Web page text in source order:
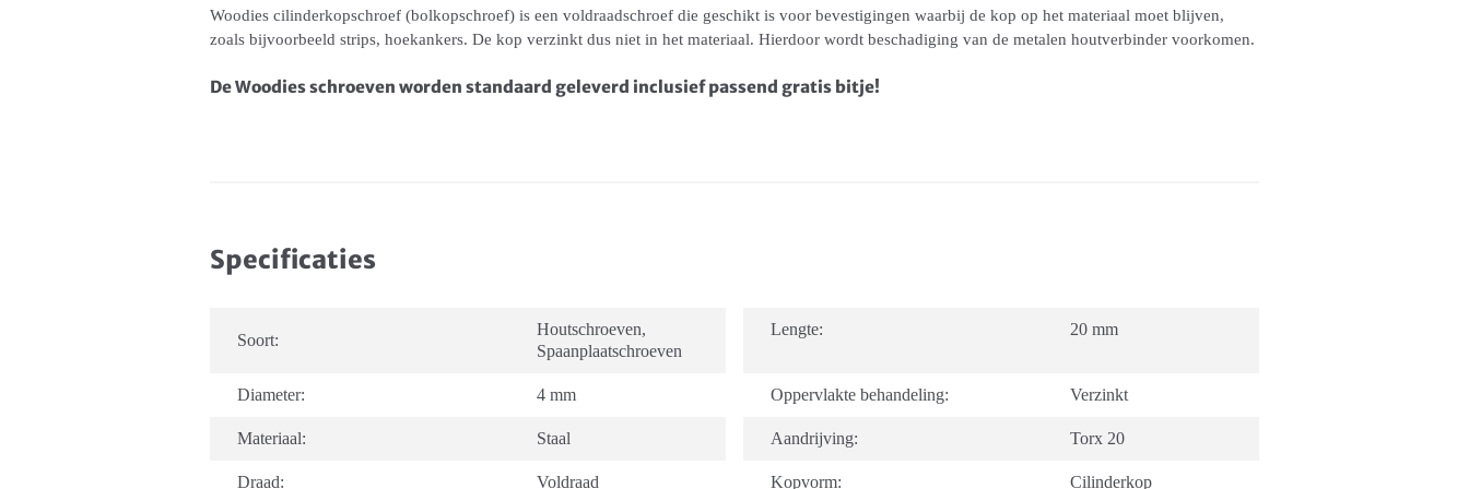
Woodies cilinderkopschroef (bolkopschroef) is een voldraadschroef die geschikt is voor bevestigingen waarbij de kop op het materiaal moet blijven,
zoals bijvoorbeeld strips, hoekankers. De kop verzinkt dus niet in het materiaal. Hierdoor wordt beschadiging van de metalen houtverbinder voorkomen.
De Woodies schroeven worden standaard geleverd inclusief passend gratis bitje!
Specificaties
Soort:
Houtschroeven,
Spaanplaatschroeven
Lengte: 20 mm
Diameter: 4 mm Oppervlakte behandeling: Verzinkt
Materiaal: Staal Aandrijving: Torx 20
Draad: Voldraad Kopvorm: Cilinderkop